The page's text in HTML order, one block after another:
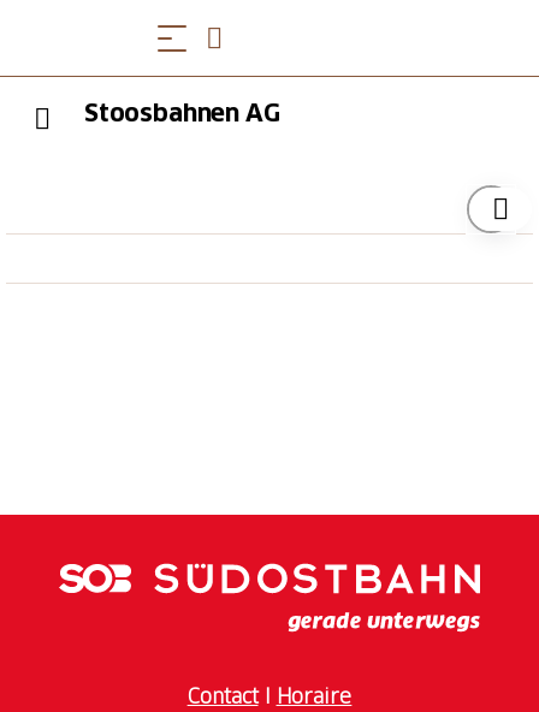
Stoosbahnen AG
ContactI Horaire